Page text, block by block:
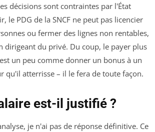
décisions sont contraintes par l'État
le PDG de la SNCF ne peut pas licencier
ou fermer des lignes non rentables,
dirigeant du privé. Du coup, le payer plus
un peu comme donner un bonus à un
qu'il atterrisse – il le fera de toute façon.
est-il justifié ?
je n'ai pas de réponse définitive. Ce